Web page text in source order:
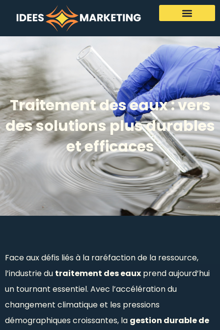
Traitement des eaux : vers
des solutions plus durables
et efficaces
Face aux défis liés à la raréfaction de la ressource,
l’industrie du traitement des eaux prend aujourd’hui
un tournant essentiel. Avec l’accélération du
changement climatique et les pressions
démographiques croissantes, la gestion durable de